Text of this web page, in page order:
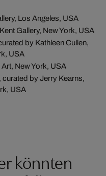
Los Angeles, USA
Gallery, New York, USA
by Kathleen Cullen,
USA
New York, USA
by Jerry Kearns,
USA
könnten